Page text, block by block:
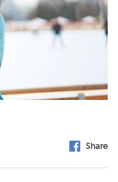
Share